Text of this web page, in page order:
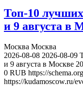
Топ-10
и 9 августа в
Москва Москва
2026-08-08 2026-08-09
и 9 августа в Москве
0 RUB https://
https://kudamoscow.ru/